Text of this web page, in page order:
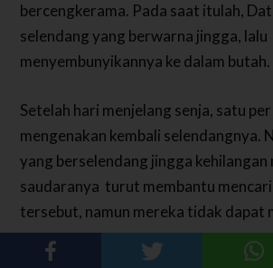
bercengkerama. Pada saat itulah,
selendang yang berwarna jingga, lalu
menyembunyikannya ke dalam butah.
Setelah hari menjelang senja, satu
mengenakan kembali selendangnya.
yang berselendang jingga kehilangan
saudaranya turut membantu
tersebut, namun mereka tidak dapat
Hari pun semakin senja. Keenam